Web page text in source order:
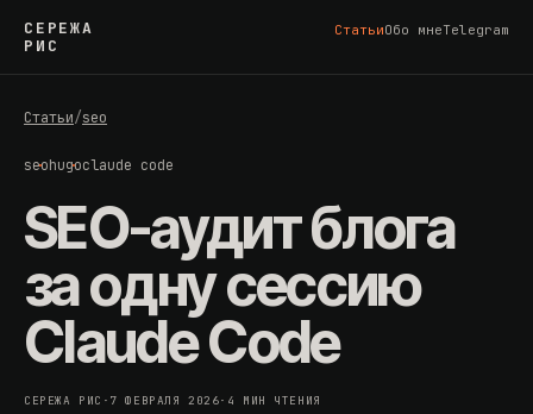
СЕРЕЖА
РИС
СтатьиОбо мнеTelegram
Статьи/seo
seohugoclaude code
SEO-аудит блога
за одну сессию
Claude Code
СЕРЕЖА РИС · 7 ФЕВРАЛЯ 2026· 4 МИН ЧТЕНИЯ